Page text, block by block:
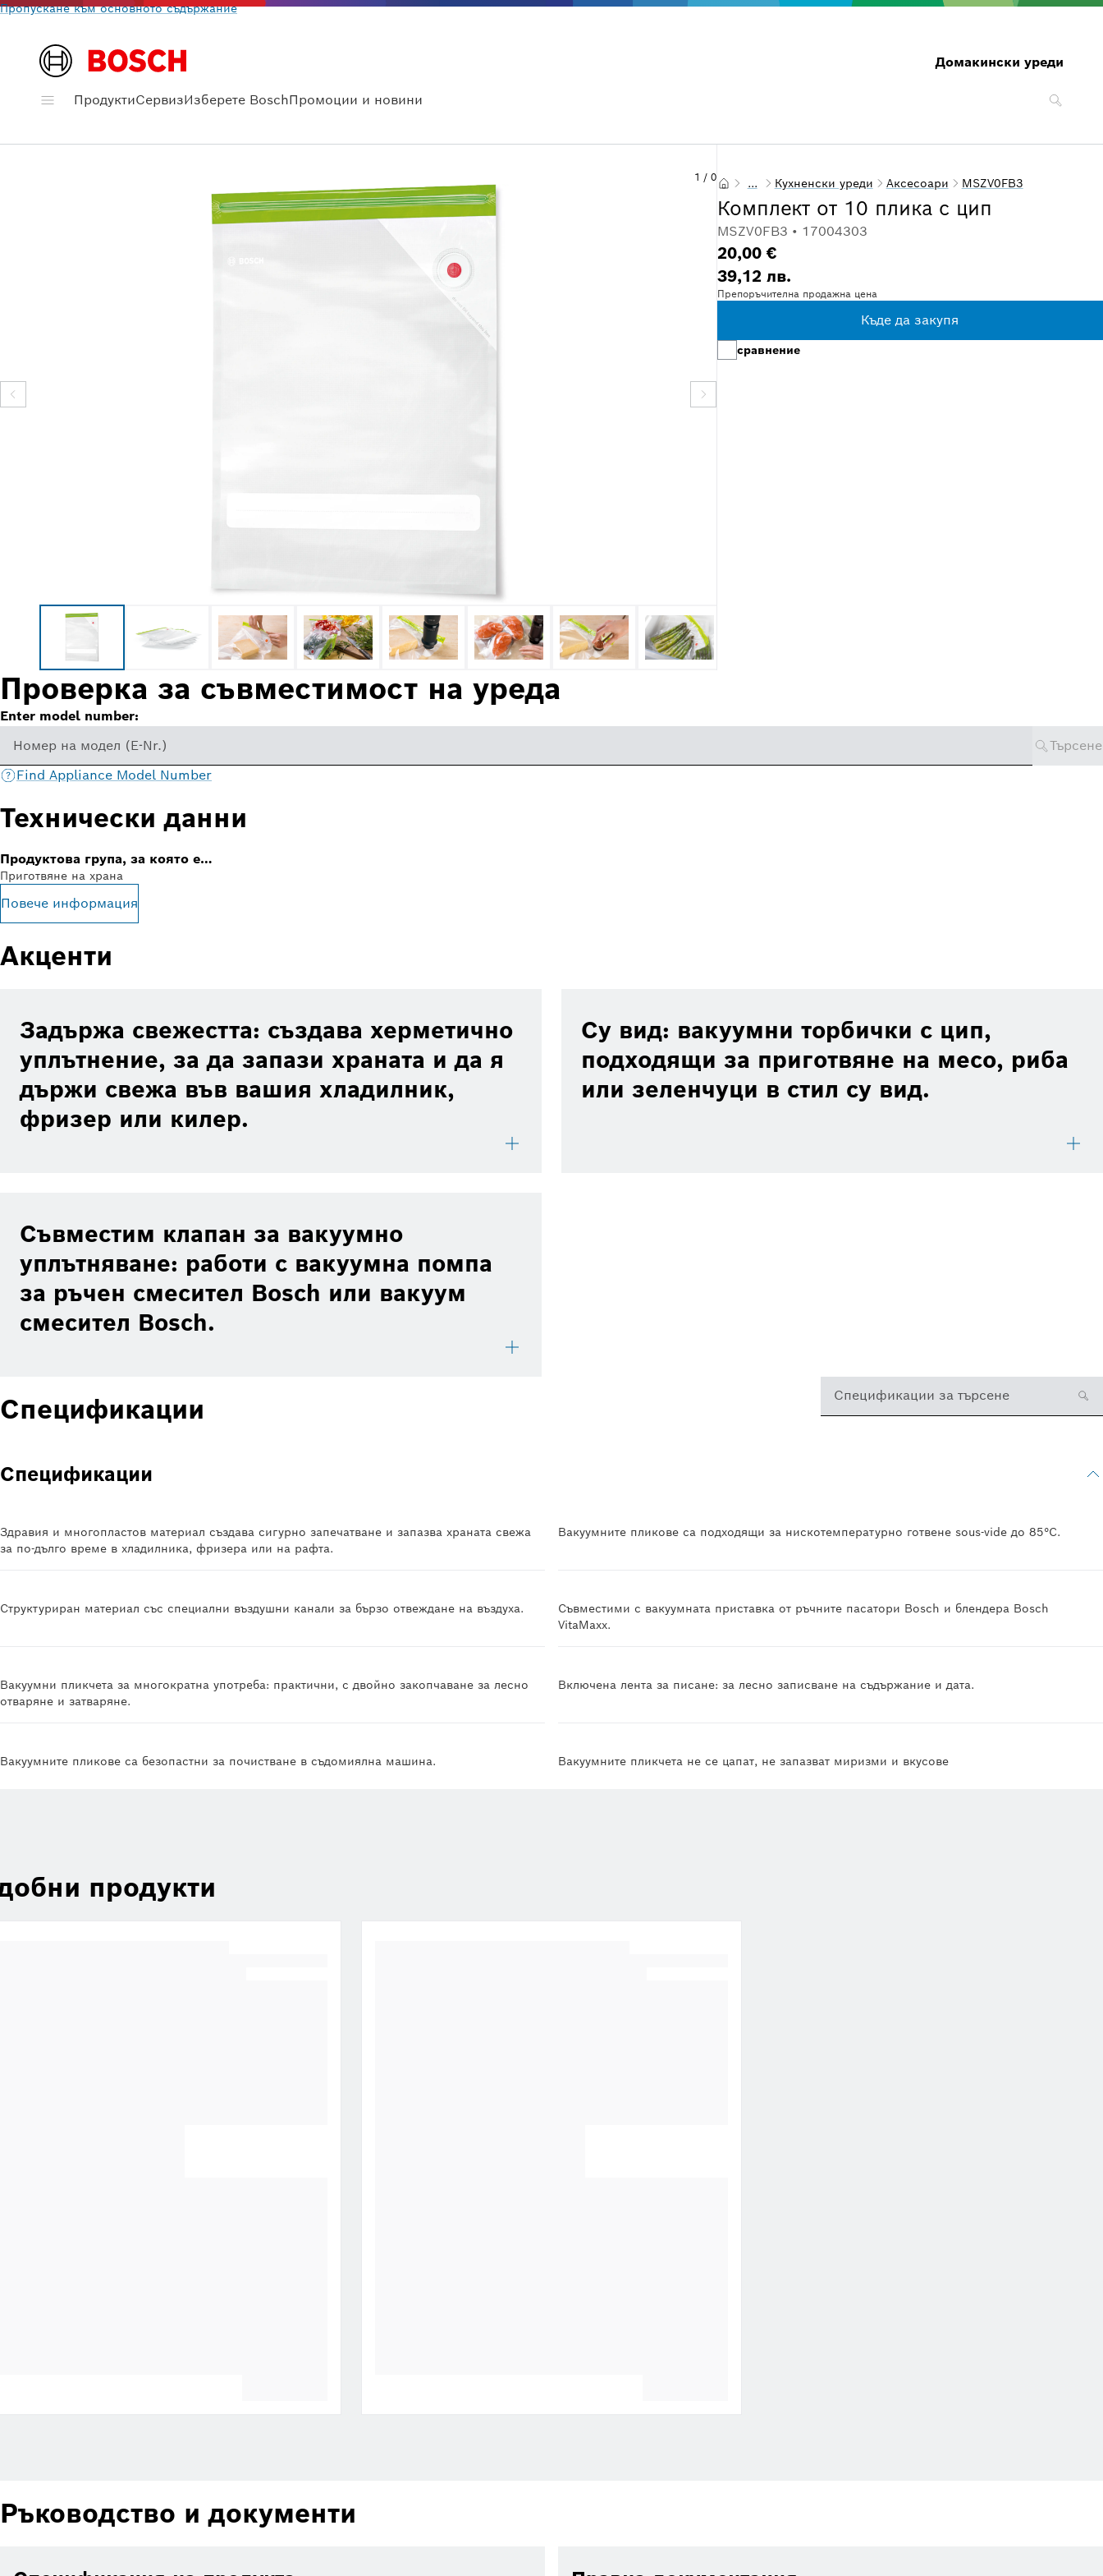
Пропускане към основното съдържание
Домакински уреди
ПродуктиСервизИзберете BoschПромоции и новини
1 / 0 ... Кухненски уреди Аксесоари MSZV0FB3
Комплект от 10 плика с цип
MSZV0FB3 • 17004303
20,00 €
39,12 лв.
Препоръчителна продажна цена
Къде да закупя
сравнение
Проверка за съвместимост на уреда
Enter model number:
Номер на модел (E-Nr.)
Търсене
Find Appliance Model Number
Технически данни
Продуктова група, за която е
наличен аксесоарът
Приготвяне на храна
Повече информация
Акценти
Задържа свежестта: създава херметично
уплътнение, за да запази храната и да я
държи свежа във вашия хладилник,
фризер или килер.
Су вид: вакуумни торбички с цип,
подходящи за приготвяне на месо, риба
или зеленчуци в стил су вид.
Съвместим клапан за вакуумно
уплътняване: работи с вакуумна помпа
за ръчен смесител Bosch или вакуум
смесител Bosch.
Спецификации Спецификации за търсене
Спецификации
Здравия и многопластов материал създава сигурно запечатване и запазва храната свежа
за по-дълго време в хладилника, фризера или на рафта.
Вакуумните пликове са подходящи за нискотемпературно готвене sous-vide до 85°C.
Структуриран материал със специални въздушни канали за бързо отвеждане на въздуха.
Съвместими с вакуумната приставка от ръчните пасатори Bosch и блендера Bosch
VitaMaxx.
Вакуумни пликчета за многократна употреба: практични, с двойно закопчаване за лесно
отваряне и затваряне.
Включена лента за писане: за лесно записване на съдържание и дата.
Вакуумните пликове са безопастни за почистване в съдомиялна машина. Вакуумните пликчета не се цапат, не запазват миризми и вкусове
продукти
Ръководство и документи